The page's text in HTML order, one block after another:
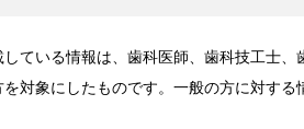
ている情報は、歯科医師、歯科技工士、
対象にしたものです。一般の方に対する
マガジンでお届け